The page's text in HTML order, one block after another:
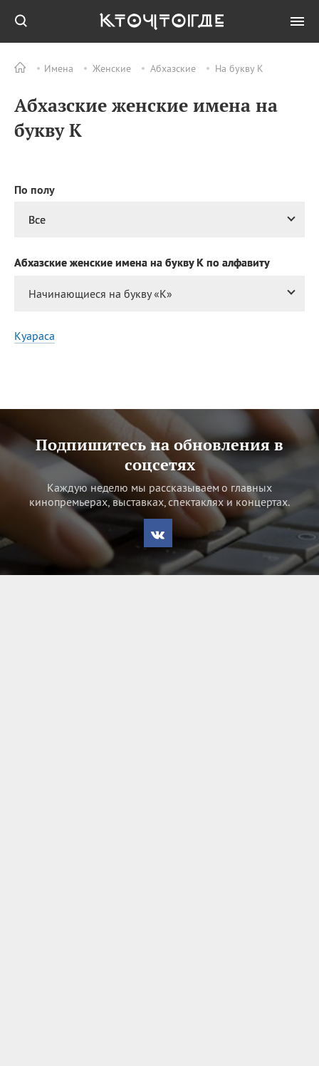
Имена Женские Абхазские На букву К
Абхазские женские имена на
букву К
По полу
Все
Абхазские женские имена на букву К по алфавиту
Начинающиеся на букву «К»
Куараса
Подпишитесь на обновления в
соцсетях
Каждую неделю мы рассказываем о главных
кинопремьерах, выставках, спектаклях и концертах.
ПРАЗДНИКИ
07.08 Успение праведной
День подразделений
криминальной полиции
07.08
Сегодня празднуют именины
Александр,Макар
Анна
Посмотреть значение
происхождение